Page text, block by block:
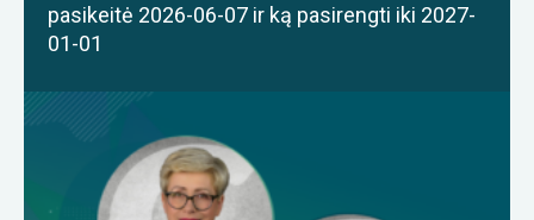
pasikeitė 2026-06-07 ir ką pasirengti iki 2027-
01-01